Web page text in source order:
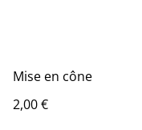
Mise en cône
2,00 €